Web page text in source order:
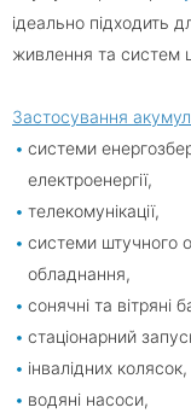
ідеально підходить
живлення та систем
Застосування
системи
електроенергії,
телекомунікації,
системи штучного
обладнання,
сонячні та вітряні
стаціонарний
інвалідних
водяні насоси,